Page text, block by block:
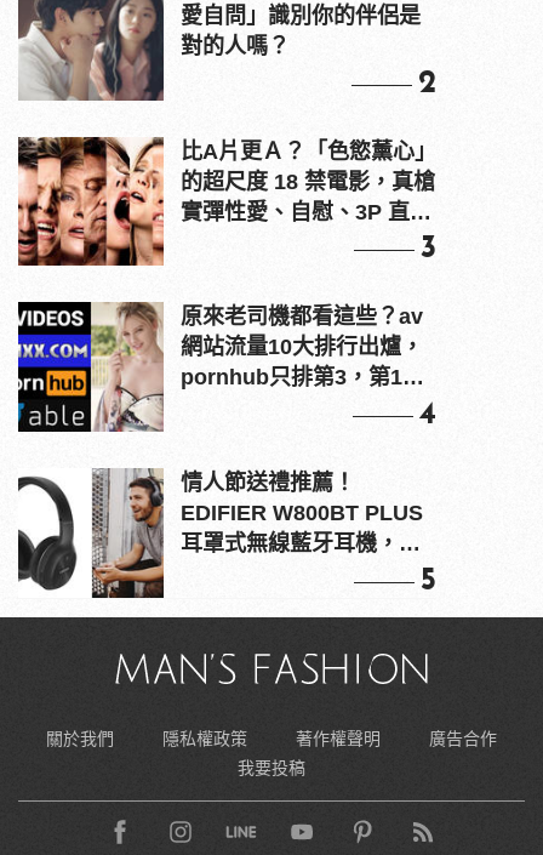
愛自問」識別你的伴侶是
對的人嗎？
2
比A片更Ａ？「色慾薰心」
的超尺度 18 禁電影，真槍
實彈性愛、自慰、3P 直接
3
原來老司機都看這些？av
網站流量10大排行出爐，
pornhub只排第3，第1名
4
情人節送禮推薦！
EDIFIER W800BT PLUS
耳罩式無線藍牙耳機，在
5
關於我們 隱私權政策 著作權聲明
廣告合作
我要投稿